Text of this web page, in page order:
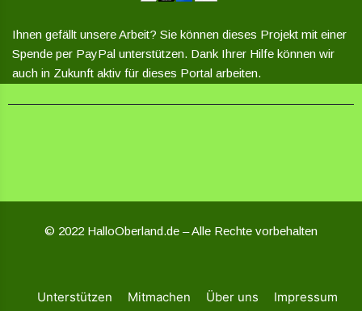
Ihnen gefällt unsere Arbeit? Sie können dieses Projekt mit einer
Spende per PayPal unterstützen. Dank Ihrer Hilfe können wir
auch in Zukunft aktiv für dieses Portal arbeiten.
© 2022 HalloOberland.de – Alle Rechte vorbehalten
Unterstützen Mitmachen Über uns
Impressum